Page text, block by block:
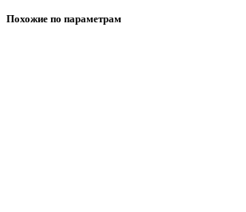
Похожие по параметрам